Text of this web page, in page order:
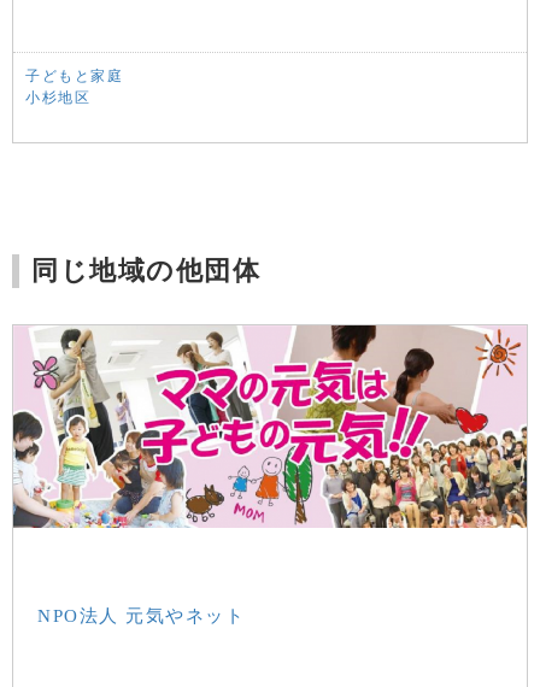
子どもと家庭
小杉地区
同じ地域の他団体
NPO法人 元気やネット